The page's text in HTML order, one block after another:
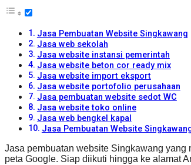
Jasa Pembuatan Website Singkawang
Jasa web sekolah
Jasa website instansi pemerintah
Jasa website beton cor ready mix
Jasa website import eksport
Jasa website portofolio perusahaan
Jasa pembuatan website sedot WC
Jasa website toko online
Jasa web bengkel kapal
Jasa Pembuatan Website
Jasa pembuatan website Singkawang yang
peta Google. Siap diikuti hingga ke alamat